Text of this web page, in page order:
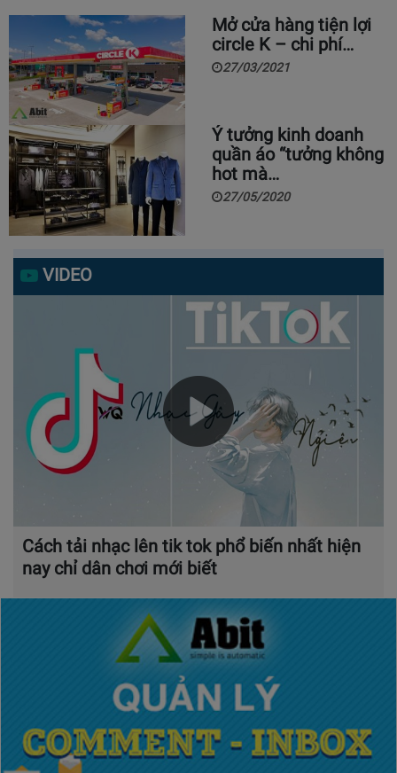
Mở cửa hàng tiện lợi
circle K – chi phí…
27/03/2021
Ý tưởng kinh doanh
quần áo “tưởng không
hot mà…
27/05/2020
VIDEO
Cách tải nhạc lên tik tok phổ biến nhất hiện
nay chỉ dân chơi mới biết